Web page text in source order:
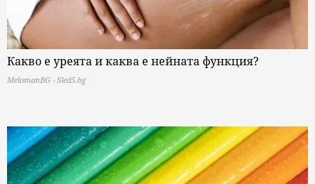
Какво е уреята и каква е нейната функция?
MelomanBG - Sled5.bg